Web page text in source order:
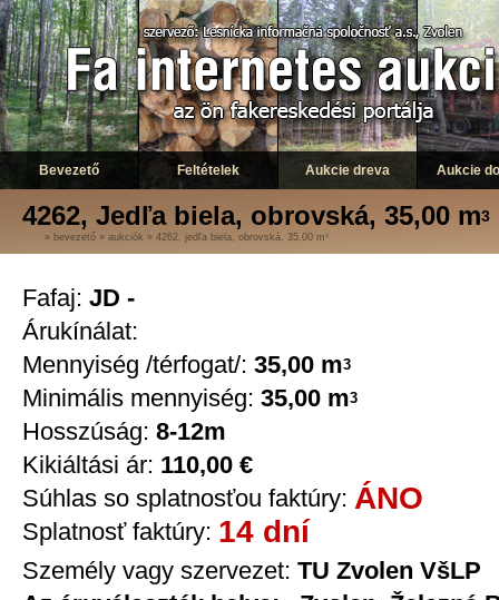
Bevezető Feltételek Aukcie dreva Aukcie
4262, Jedľa biela, obrovská, 35,00 m3
» bevezető » aukciók » 4262, jedľa biela, obrovská, 35,00 m 3
Fafaj: JD -
Árukínálat:
Mennyiség /térfogat/: 35,00 m3
Minimális mennyiség: 35,00 m3
Hosszúság: 8-12m
Kikiáltási ár: 110,00 €
Súhlas so splatnosťou faktúry: ÁNO
Splatnosť faktúry: 14 dní
Személy vagy szervezet: TU Zvolen VšLP